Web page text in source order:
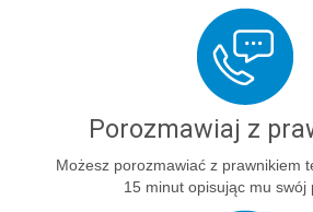
Porozmawiaj z
Możesz porozmawiać z prawnikiem
15 minut opisując mu swój